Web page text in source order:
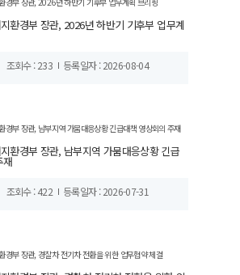
환경부 장관, 2026년 하반기 기후부 업무계
조회수 : 233 등록일자 : 2026-08-04
환경부 장관, 남부지역 가뭄대응상황 긴급
재
조회수 : 422 등록일자 : 2026-07-31